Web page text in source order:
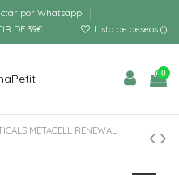
por Whatsapp
DE 39€
Lista de deseos ()
0
METACELL RENEWAL